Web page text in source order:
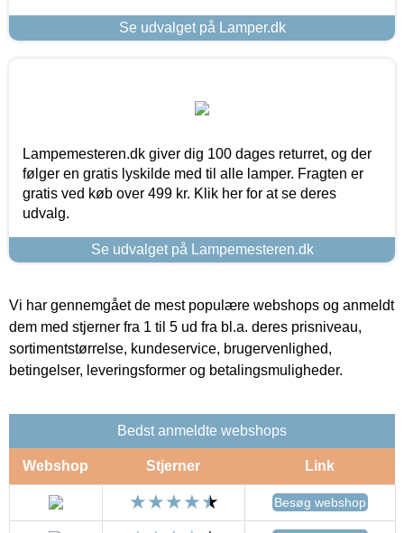
Se udvalget på Lamper.dk
Lampemesteren.dk giver dig 100 dages returret, og der
følger en gratis lyskilde med til alle lamper. Fragten er
gratis ved køb over 499 kr. Klik her for at se deres
udvalg.
Se udvalget på Lampemesteren.dk
Vi har gennemgået de mest populære webshops og anmeldt
dem med stjerner fra 1 til 5 ud fra bl.a. deres prisniveau,
sortimentstørrelse, kundeservice, brugervenlighed,
betingelser, leveringsformer og betalingsmuligheder.
Bedst anmeldte webshops
Webshop Stjerner Link
Besøg webshop